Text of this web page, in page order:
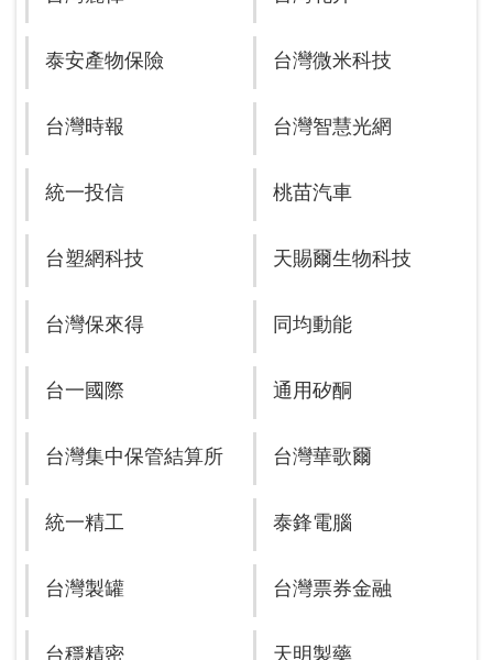
泰安產物保險 台灣微米科技
台灣時報 台灣智慧光網
統一投信 桃苗汽車
台塑網科技 天賜爾生物科技
台灣保來得 同均動能
台一國際 通用矽酮
台灣集中保管結算所 台灣華歌爾
統一精工 泰鋒電腦
台灣製罐 台灣票券金融
台穩精密 天明製藥